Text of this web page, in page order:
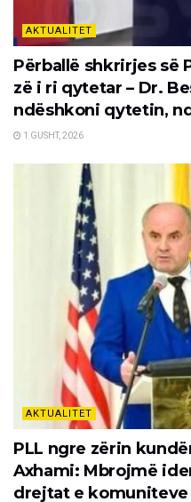
AKTUALITET
Përballë shkrirjes së
zë i ri qytetar – Dr.
ndëshkoni qytetin,
1 GUSHT, 2026
AKTUALITET
PLL ngre zërin
Axhami: Mbrojmë
drejtat e komuniteve